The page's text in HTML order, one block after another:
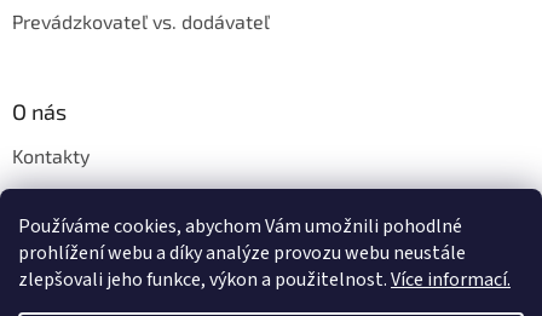
Používáme cookies, abychom Vám umožnili pohodlné
prohlížení webu a díky analýze provozu webu neustále
zlepšovali jeho funkce, výkon a použitelnost.Více informací.
Prevádzkovateľ vs. dodávateľ
O nás
Kontakty
Napíšte nám